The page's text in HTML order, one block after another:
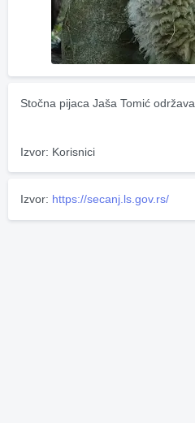
Stočna pijaca Jaša Tomić
Izvor: Korisnici
Izvor: https://secanj.ls.gov.rs/